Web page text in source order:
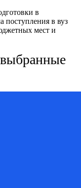
в
поступления в вуз
мест и